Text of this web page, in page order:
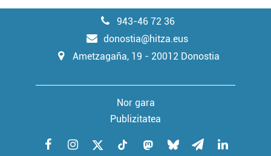
943-46 72 36
donostia@hitza.eus
Ametzagaña, 19 - 20012 Donostia
Nor gara
Publizitatea